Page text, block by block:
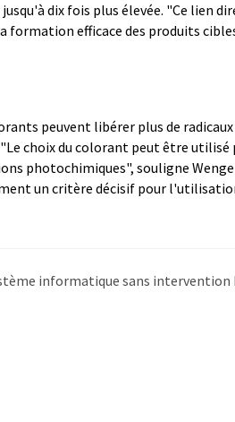
dix fois plus élevée. "Ce lien
formation efficace des produits
peuvent libérer plus de
choix du colorant peut être utilisé
photochimiques", souligne
un critère décisif pour
informatique sans intervention